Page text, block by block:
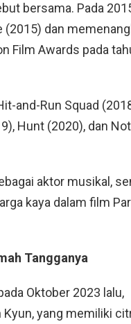
bersama. Pada
(2015) dan
Film Awards pada
and-Run Squad
Hunt (2020), dan
aktor musikal,
kaya dalam film
Tangganya
Oktober 2023 lalu,
yang memiliki